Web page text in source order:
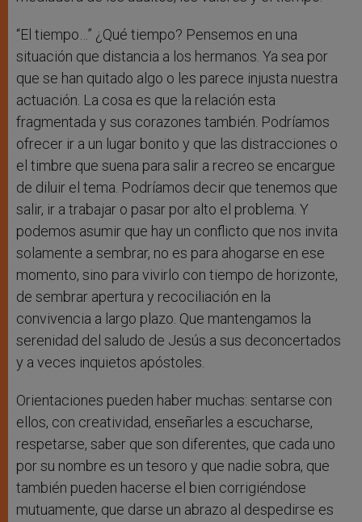
“El tiempo…” ¿Qué tiempo? Pensemos en una
situación que distancia a los hermanos. Ya sea por
que se han quitado algo o les parece injusta nuestra
actuación. La cosa es que la relación esta
fragmentada y sus corazones también. Podríamos
ofrecer ir a un lugar bonito y que las distracciones o
el timbre que suena para salir a recreo se encargue
de diluir el tema. Podríamos decir que tenemos que
salir, ir a trabajar o pasar por alto el problema. Y
podemos asumir que hay un conflicto que nos invita
solamente a sembrar, no es para ahogarse en ese
momento, sino para vivirlo con tiempo de horizonte,
de sembrar apertura y recociliación en la
convivencia a largo plazo. Que mantengamos la
serenidad del saludo de Jesús a sus deconcertados
y a veces inquietos apóstoles.
Orientaciones pueden haber muchas: sentarse con
ellos, con creatividad, enseñarles a escucharse,
respetarse, saber que son diferentes, que cada uno
por su nombre es un tesoro y que nadie sobra, que
también pueden hacerse el bien corrigiéndose
mutuamente, que darse un abrazo al despedirse es